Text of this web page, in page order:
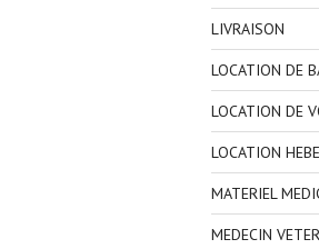
LIVRAISON
LOCATION DE
LOCATION DE
LOCATION
MATERIEL
MEDECIN